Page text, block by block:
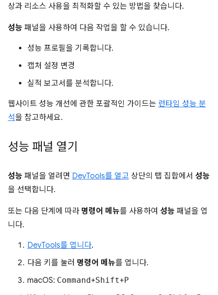
상과 리소스 사용을 최적화할 수 있는 방법을 찾습니다.
성능 패널을 사용하여 다음 작업을 할 수 있습니다.
성능 프로필을 기록합니다.
캡처 설정 변경
실적 보고서를 분석합니다.
웹사이트 성능 개선에 관한 포괄적인 가이드는 런타임 성능 분
석을 참고하세요.
성능 패널 열기
성능 패널을 열려면 DevTools를 열고 상단의 탭 집합에서 성능
을 선택합니다.
또는 다음 단계에 따라 명령어 메뉴를 사용하여 성능 패널을 엽
니다.
DevTools를 엽니다.
다음 키를 눌러 명령어 메뉴를 엽니다.
macOS: Command+Shift+P